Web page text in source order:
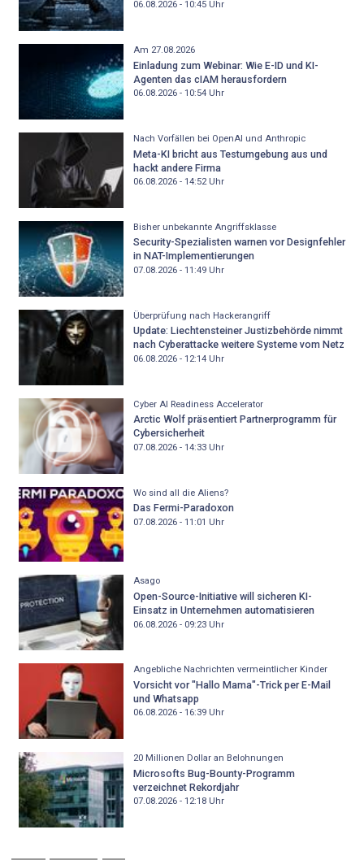
06.08.2026 - 10:45Uhr
Am 27.08.2026
Einladung zum Webinar: Wie E-ID und KI-
Agenten das cIAM herausfordern
06.08.2026 - 10:54Uhr
Nach Vorfällen bei OpenAI und Anthropic
Meta-KI bricht aus Testumgebung aus und
hackt andere Firma
06.08.2026 - 14:52Uhr
Bisher unbekannte Angriffsklasse
Security-Spezialisten warnen vor Designfehler
in NAT-Implementierungen
07.08.2026 - 11:49Uhr
Überprüfung nach Hackerangriff
Update: Liechtensteiner Justizbehörde nimmt
nach Cyberattacke weitere Systeme vom Netz
06.08.2026 - 12:14Uhr
Cyber AI Readiness Accelerator
Arctic Wolf präsentiert Partnerprogramm für
Cybersicherheit
07.08.2026 - 14:33Uhr
Wo sind all die Aliens?
Das Fermi-Paradoxon
07.08.2026 - 11:01 Uhr
Asago
Open-Source-Initiative will sicheren KI-
Einsatz in Unternehmen automatisieren
06.08.2026 - 09:23Uhr
Angebliche Nachrichten vermeintlicher Kinder
Vorsicht vor "Hallo Mama"-Trick per E-Mail
und Whatsapp
06.08.2026 - 16:39Uhr
20 Millionen Dollar an Belohnungen
Microsofts Bug-Bounty-Programm
verzeichnet Rekordjahr
07.08.2026 - 12:18Uhr